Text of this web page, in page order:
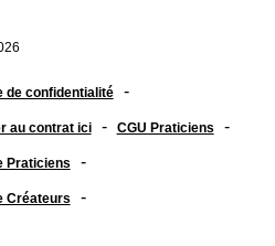
de confidentialité -
au contrat ici - CGU Praticiens -
Praticiens -
Créateurs -